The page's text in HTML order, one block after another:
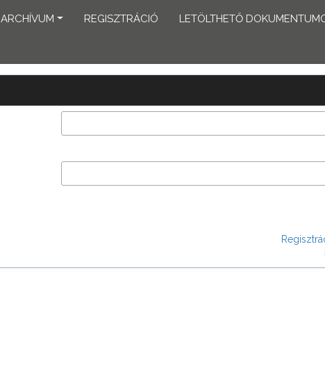
ARCHÍVUM REGISZTRÁCIÓ LETÖLTHETŐ